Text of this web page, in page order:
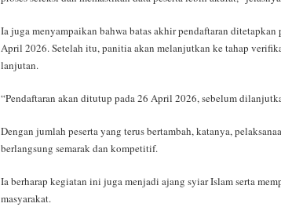
Ia juga menyampaikan bahwa batas akhir pendaftaran ditetapkan
April 2026. Setelah itu, panitia akan melanjutkan ke tahap
lanjutan.
“Pendaftaran akan ditutup pada 26 April 2026, sebelum
Dengan jumlah peserta yang terus bertambah, katanya,
berlangsung semarak dan kompetitif.
Ia berharap kegiatan ini juga menjadi ajang syiar Islam serta
masyarakat.